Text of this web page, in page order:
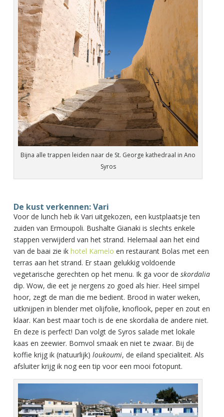
Bijna alle trappen leiden naar de St. George kathedraal in Ano
Syros
De kust verkennen: Vari
Voor de lunch heb ik Vari uitgekozen, een kustplaatsje ten
zuiden van Ermoupoli. Bushalte Gianaki is slechts enkele
stappen verwijderd van het strand. Helemaal aan het eind
van de baai zie ik hotel Kamelo en restaurant Bolas met een
terras aan het strand. Er staan gelukkig voldoende
vegetarische gerechten op het menu. Ik ga voor de skordalia
dip. Wow, die eet je nergens zo goed als hier. Heel simpel
hoor, zegt de man die me bedient. Brood in water weken,
uitknijpen in blender met olijfolie, knoflook, peper en zout en
klaar. Kan best maar toch is de ene skordalia de andere niet.
En deze is perfect! Dan volgt de Syros salade met lokale
kaas en zeewier. Bomvol smaak en niet te zwaar. Bij de
koffie krijg ik (natuurlijk) loukoumi, de eiland specialiteit. Als
afsluiter krijg ik nog een tip voor een mooi fotopunt.